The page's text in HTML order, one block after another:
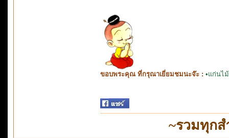
ขอบพระคุณ ที่กรุณาเยี่ยมชมนะจ๊ะ : •แก่นไ
~รวมทุก